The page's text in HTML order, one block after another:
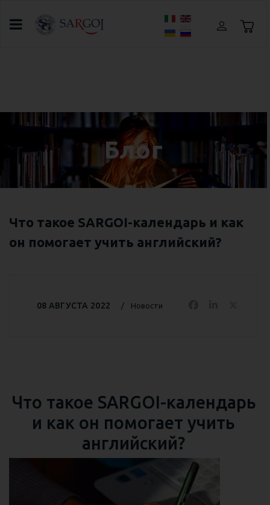
Выберите язык
Блог
Что такое SARGOI-календарь и как
он помогает учить английский?
Новости
08 АВГУСТА 2022
Что такое SARGOI-календарь
и как он помогает учить
английский?